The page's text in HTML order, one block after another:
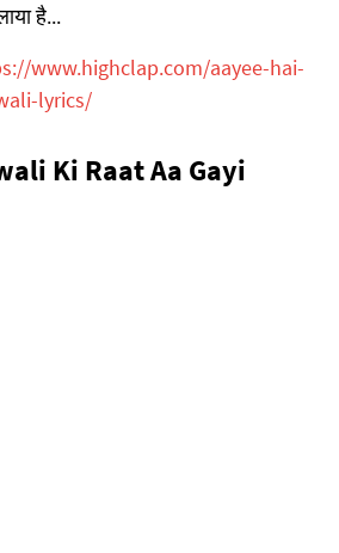
है...
www.highclap.com/aayee-hai-
lyrics/
Ki Raat Aa Gayi